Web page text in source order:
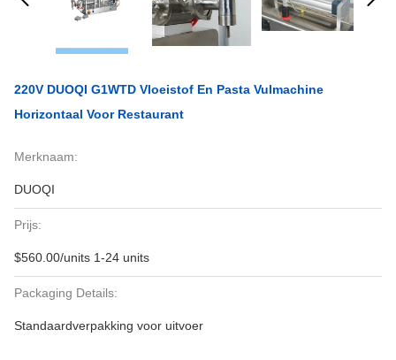
220V DUOQI G1WTD Vloeistof En Pasta Vulmachine
Horizontaal Voor Restaurant
Merknaam:
DUOQI
Prijs:
$560.00/units 1-24 units
Packaging Details:
Standaardverpakking voor uitvoer